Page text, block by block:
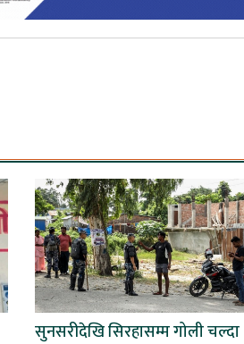
सुनसरीदेखि सिरहासम्म गोली चल्दा